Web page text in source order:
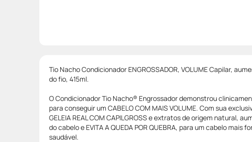
Tio Nacho Condicionador ENGROSSADOR, VOLUME Capilar,
do fio, 415ml.
O Condicionador Tio Nacho® Engrossador demonstrou
para conseguir um CABELO COM MAIS VOLUME. Com sua
GELEIA REAL COM CAPILGROSS e extratos de origem natural,
do cabelo e EVITA A QUEDA POR QUEBRA, para um cabelo mais
saudável.